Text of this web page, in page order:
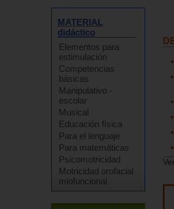
MATERIAL
didáctico
Elementos para
estimulación
Competencias
básicas
Manipulativo -
escolar
Musical
Educación física
Para el lenguaje
Para matemáticas
Psicomotricidad
Motricidad orofacial
miofuncional